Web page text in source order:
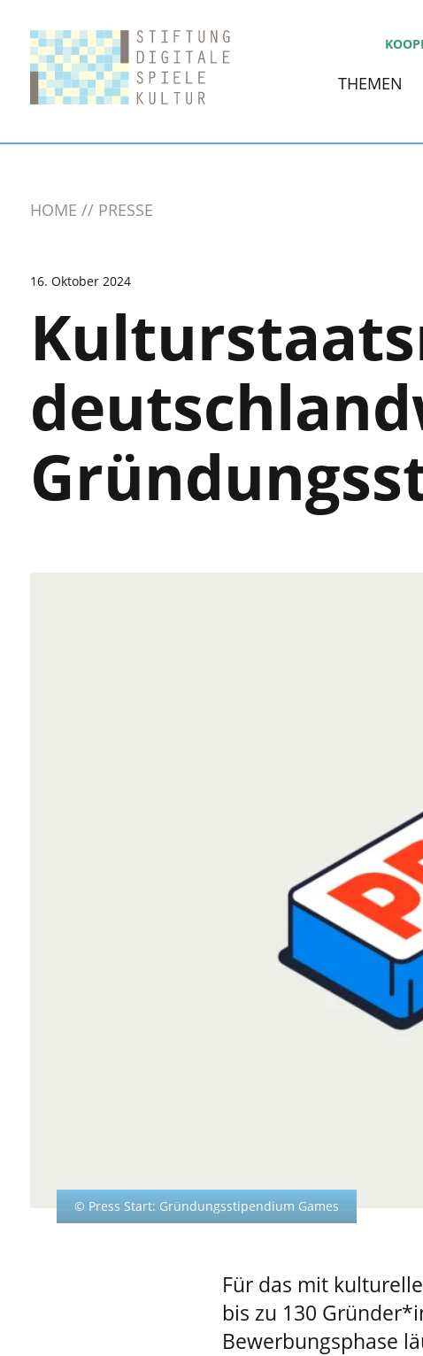
THEMEN
HOME PRESSE
16. Oktober 2024
© Press Start: Gründungsstipendium Games
Für das mit
bis zu 130
Bewerbungsphase